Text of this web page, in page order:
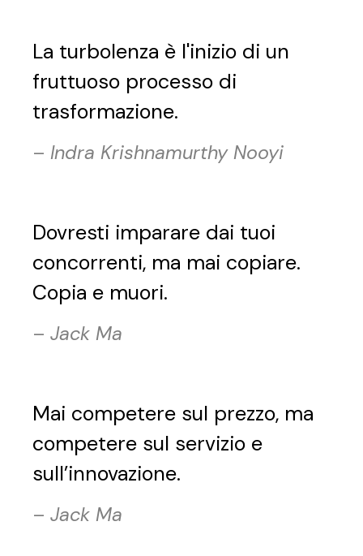
La turbolenza è l'inizio di un
fruttuoso processo di
trasformazione.
– Indra Krishnamurthy Nooyi
Dovresti imparare dai tuoi
concorrenti, ma mai copiare.
Copia e muori.
– Jack Ma
Mai competere sul prezzo, ma
competere sul servizio e
sull’innovazione.
– Jack Ma